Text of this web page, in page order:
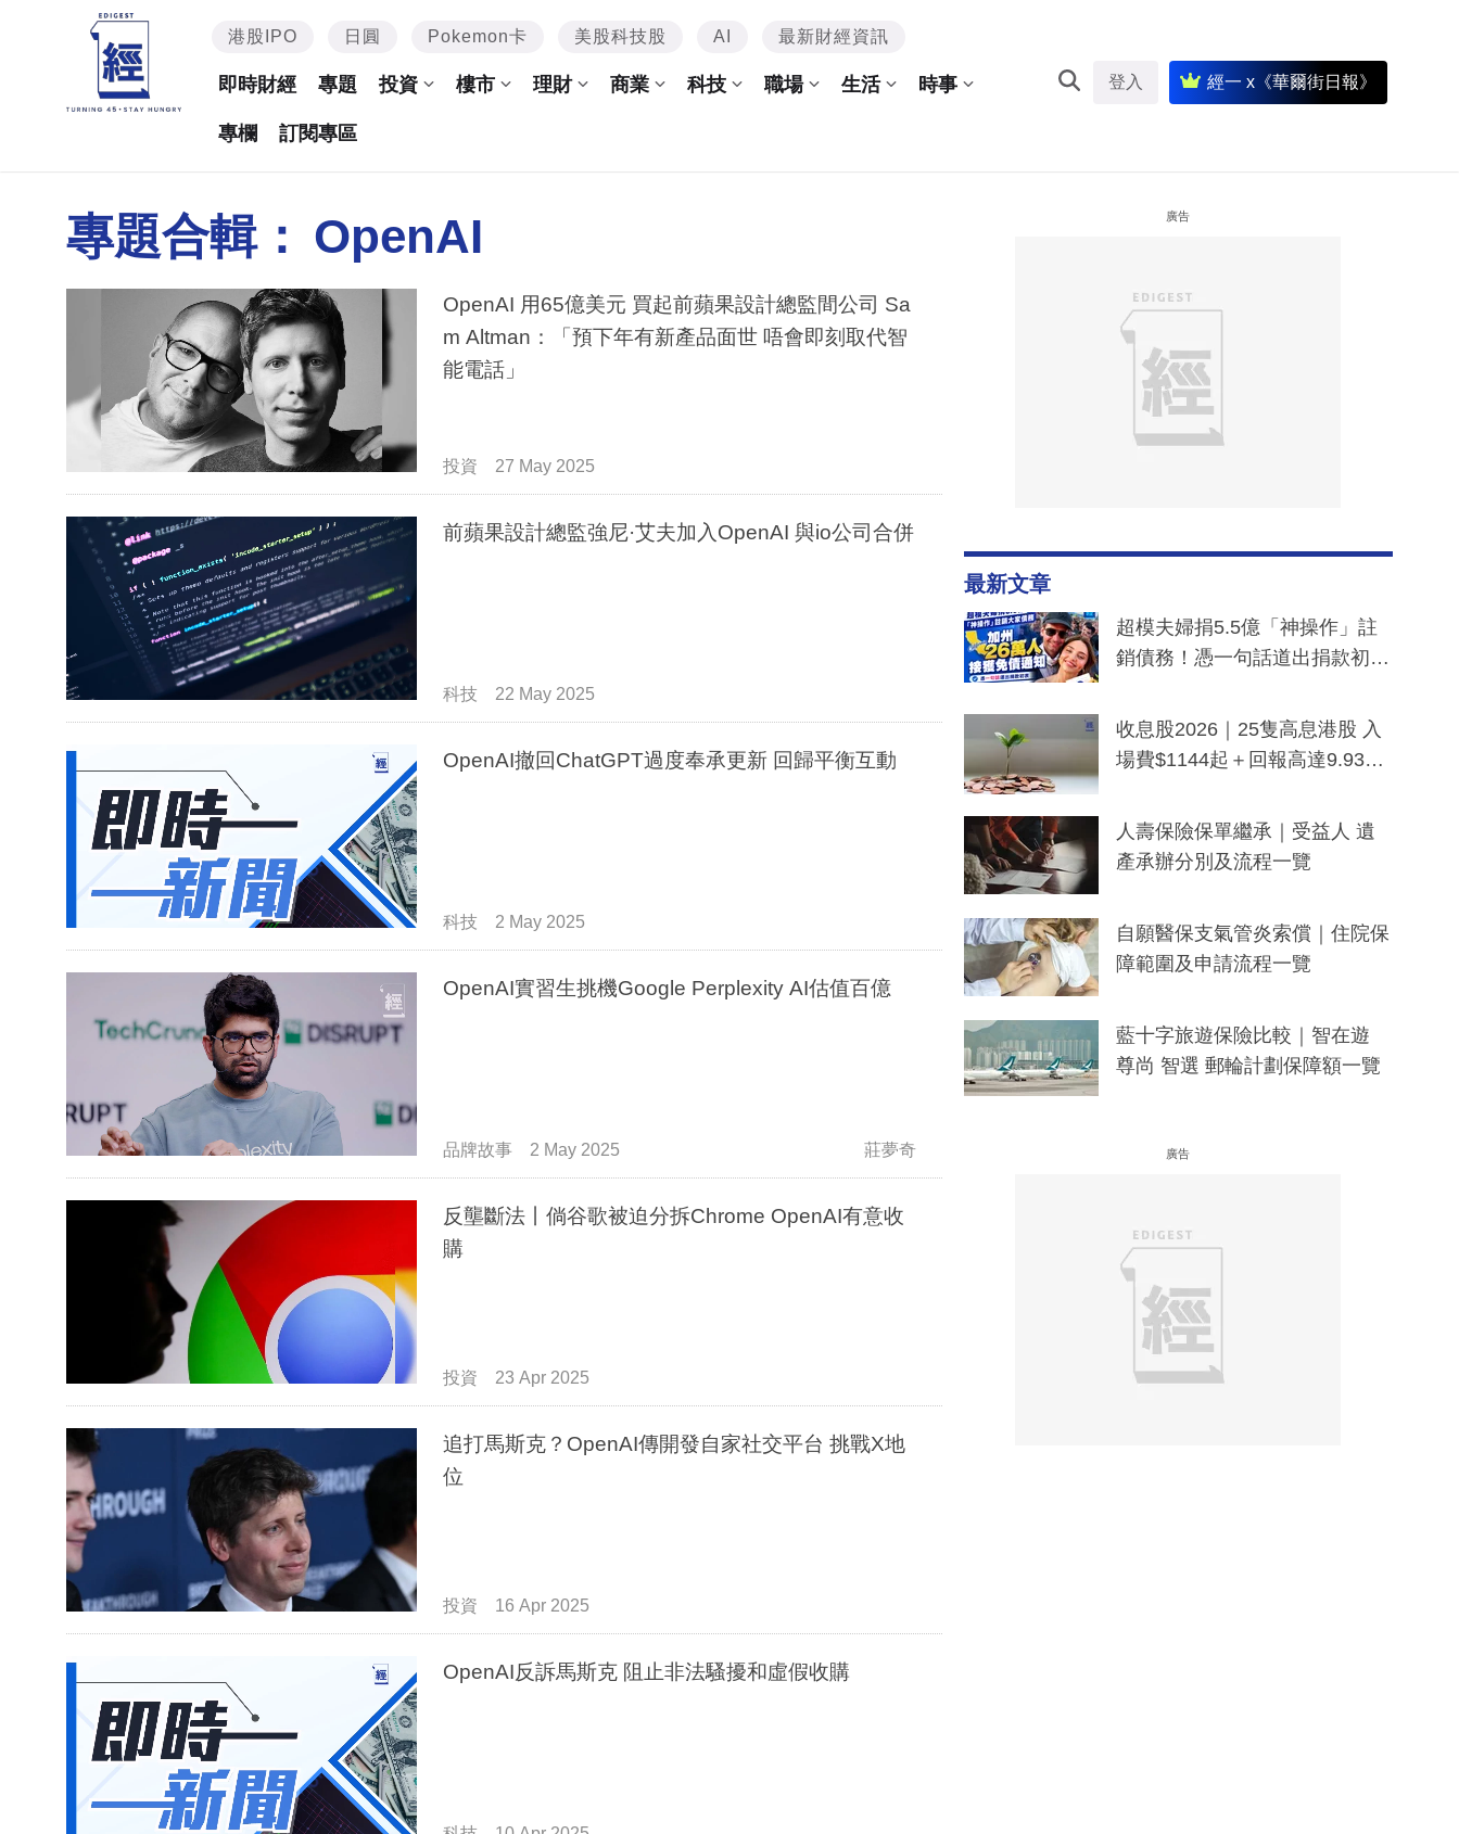
港股IPO 日圓 Pokemon卡 美股科技股 AI 最新財經資訊
即時財經 專題 投資 樓市 理財 商業 科技 職場 生活 時事
專欄 訂閱專區
登入 經一 x《華爾街日報》
專題合輯： OpenAI
OpenAI 用65億美元 買起前蘋果設計總監間公司 Sa
m Altman：「預下年有新產品面世 唔會即刻取代智
能電話」
投資 27 May 2025
前蘋果設計總監強尼·艾夫加入OpenAI 與io公司合併
科技 22 May 2025
OpenAI撤回ChatGPT過度奉承更新 回歸平衡互動
科技 2 May 2025
OpenAI實習生挑機Google Perplexity AI估值百億
品牌故事 2 May 2025 莊夢奇
反壟斷法丨倘谷歌被迫分拆Chrome OpenAI有意收
購
投資 23 Apr 2025
追打馬斯克？OpenAI傳開發自家社交平台 挑戰X地
位
投資 16 Apr 2025
OpenAI反訴馬斯克 阻止非法騷擾和虛假收購
廣告
最新文章
超模夫婦捐5.5億「神操作」註
銷債務！憑一句話道出捐款初
一度被誤當詐騙手段
收息股2026｜25隻高息港股 入
場費$1144起＋回報高達9.93
人壽保險保單繼承｜受益人 遺
產承辦分別及流程一覽
自願醫保支氣管炎索償｜住院保
障範圍及申請流程一覽
藍十字旅遊保險比較｜智在遊
尊尚 智選 郵輪計劃保障額一覽
廣告